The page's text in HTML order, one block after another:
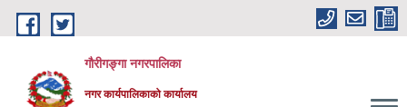
Skip to main content
गौरीगङ्गा नगरपालिका
नगर कार्यपालिकाको कार्यालय